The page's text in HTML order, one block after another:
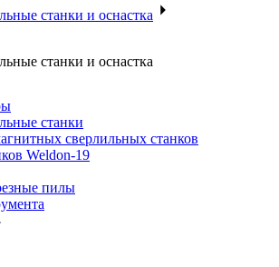
станки и оснастка
станки и оснастка
станки
сверлильных станков
Weldon-19
пилы